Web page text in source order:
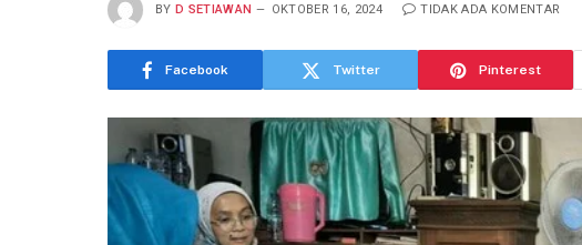
BY D SETIAWAN OKTOBER 16, 2024 TIDAK ADA KOMENTAR
Facebook Twitter Pinterest